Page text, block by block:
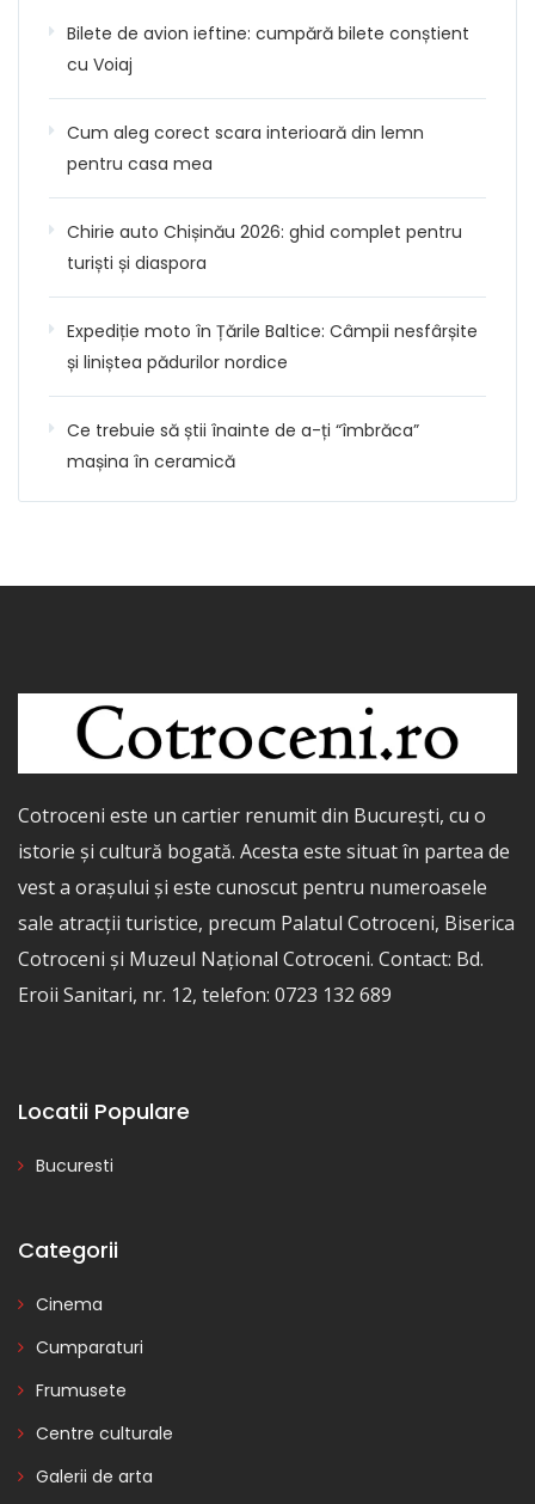
Bilete de avion ieftine: cumpără bilete conștient
cu Voiaj
Cum aleg corect scara interioară din lemn
pentru casa mea
Chirie auto Chișinău 2026: ghid complet pentru
turiști și diaspora
Expediție moto în Țările Baltice: Câmpii nesfârșite
și liniștea pădurilor nordice
Ce trebuie să știi înainte de a-ți “îmbrăca”
mașina în ceramică
Cotroceni este un cartier renumit din București, cu o
istorie și cultură bogată. Acesta este situat în partea de
vest a orașului și este cunoscut pentru numeroasele
sale atracții turistice, precum Palatul Cotroceni, Biserica
Cotroceni și Muzeul Național Cotroceni. Contact: Bd.
Eroii Sanitari, nr. 12, telefon: 0723 132 689
Locatii Populare
Bucuresti
Categorii
Cinema
Cumparaturi
Frumusete
Centre culturale
Galerii de arta